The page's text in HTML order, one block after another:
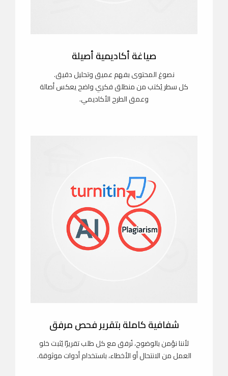
صياغة أكاديمية أصيلة
نصوغ المحتوى بفهم عميق وتحليل دقيق.
كل سطر يُكتب من منطلق فكري واضح يعكس أصالة
وعمق الطرح الأكاديمي.
شفافية كاملة بتقرير فحص مرفق
لأننا نؤمن بالوضوح، نُرفق مع كل طلب تقريرًا يُثبت خلو
العمل من الانتحال أو الأخطاء، باستخدام أدوات موثوقة.